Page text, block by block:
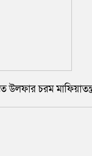
উলফার চরম